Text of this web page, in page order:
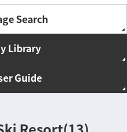
Search
Library
Guide